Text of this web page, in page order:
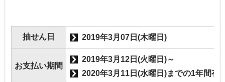
抽せん日 2019年3月07日(木曜日)
お支払い期間
2019年3月12日(火曜日)～
2020年3月11日(水曜日)までの1年間有